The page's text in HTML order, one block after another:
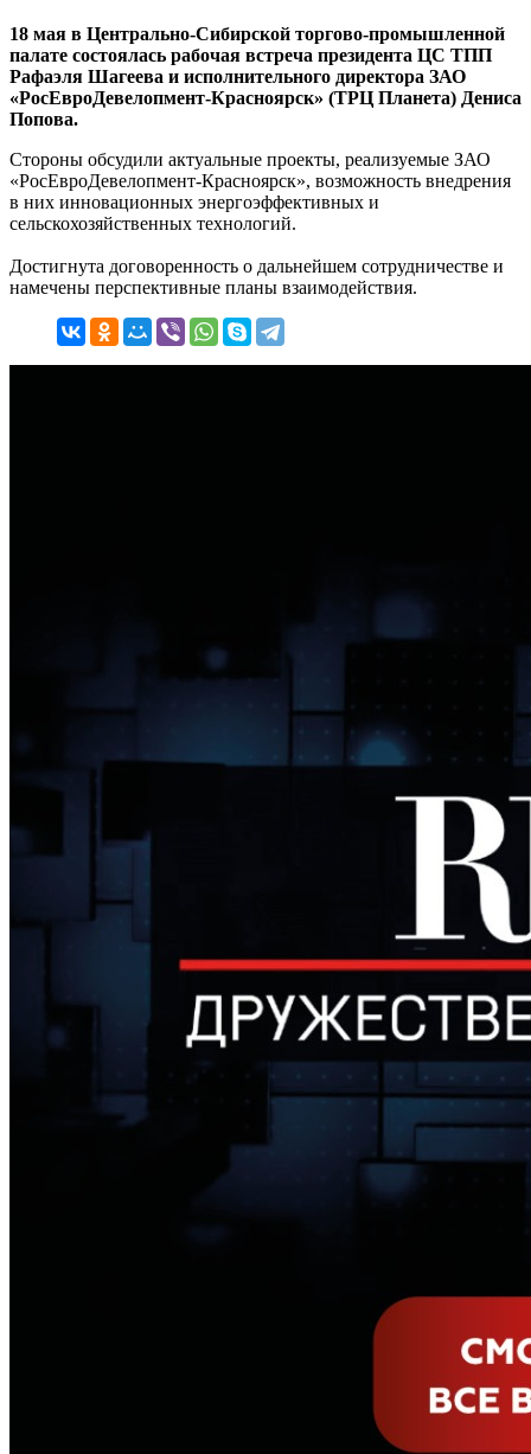
18 мая в Центрально-Сибирской торгово-промышленной
палате состоялась рабочая встреча президента ЦС ТПП
Рафаэля Шагеева и исполнительного директора ЗАО
«РосЕвроДевелопмент-Красноярск» (ТРЦ Планета) Дениса
Попова.
Стороны обсудили актуальные проекты, реализуемые ЗАО
«РосЕвроДевелопмент-Красноярск», возможность внедрения
в них инновационных энергоэффективных и
сельскохозяйственных технологий.
Достигнута договоренность о дальнейшем сотрудничестве и
намечены перспективные планы взаимодействия.